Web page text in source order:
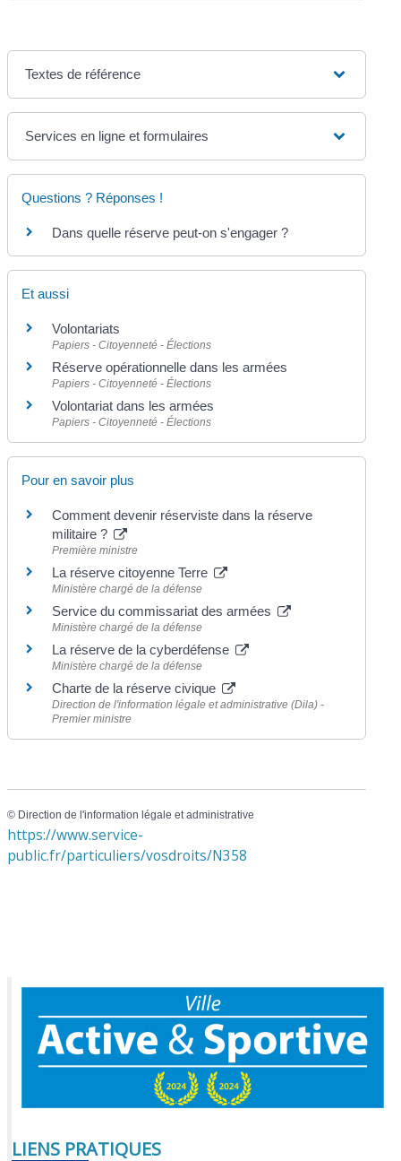
Textes de référence
Services en ligne et formulaires
Questions ? Réponses !
Dans quelle réserve peut-on s'engager ?
Et aussi
Volontariats
Papiers - Citoyenneté - Élections
Réserve opérationnelle dans les armées
Papiers - Citoyenneté - Élections
Volontariat dans les armées
Papiers - Citoyenneté - Élections
Pour en savoir plus
Comment devenir réserviste dans la réserve
militaire ?
Première ministre
La réserve citoyenne Terre
Ministère chargé de la défense
Service du commissariat des armées
Ministère chargé de la défense
La réserve de la cyberdéfense
Ministère chargé de la défense
Charte de la réserve civique
Direction de l'information légale et administrative (Dila) -
Premier ministre
© Direction de l'information légale et administrative
https://www.service-
public.fr/particuliers/vosdroits/N358
LIENS PRATIQUES